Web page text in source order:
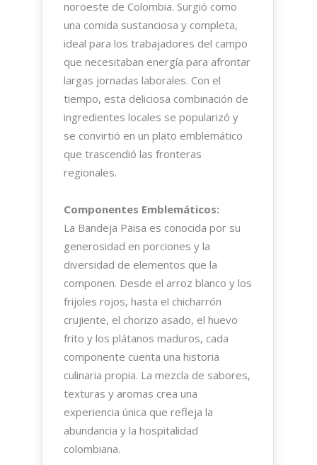
noroeste de Colombia. Surgió como
una comida sustanciosa y completa,
ideal para los trabajadores del campo
que necesitaban energía para afrontar
largas jornadas laborales. Con el
tiempo, esta deliciosa combinación de
ingredientes locales se popularizó y
se convirtió en un plato emblemático
que trascendió las fronteras
regionales.
Componentes Emblemáticos:
La Bandeja Paisa es conocida por su
generosidad en porciones y la
diversidad de elementos que la
componen. Desde el arroz blanco y los
frijoles rojos, hasta el chicharrón
crujiente, el chorizo asado, el huevo
frito y los plátanos maduros, cada
componente cuenta una historia
culinaria propia. La mezcla de sabores,
texturas y aromas crea una
experiencia única que refleja la
abundancia y la hospitalidad
colombiana.